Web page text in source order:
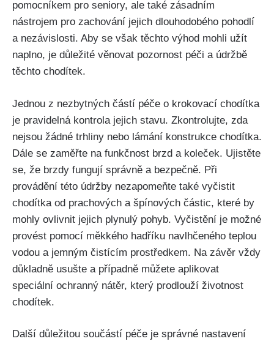
pomocníkem pro seniory, ale také zásadním
nástrojem pro zachování jejich dlouhodobého pohodlí
a nezávislosti. Aby se však těchto výhod mohli užít
naplno, je důležité věnovat pozornost péči a údržbě
těchto chodítek.
Jednou z nezbytných částí péče o krokovací chodítka
je pravidelná kontrola jejich stavu. Zkontrolujte, zda
nejsou žádné trhliny nebo lámání konstrukce chodítka.
Dále se zaměřte na funkčnost brzd a koleček. Ujistěte
se, že brzdy fungují správně a bezpečně. Při
provádění této údržby nezapomeňte také vyčistit
chodítka od prachových a špínových částic, které by
mohly ovlivnit jejich plynulý pohyb. Vyčistění je možné
provést pomocí měkkého hadříku navlhčeného teplou
vodou a jemným čistícím prostředkem. Na závěr vždy
důkladně usušte a případně můžete aplikovat
speciální ochranný nátěr, který prodlouží životnost
chodítek.
Další důležitou součástí péče je správné nastavení